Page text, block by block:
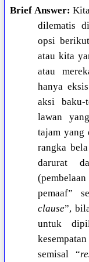
Brief Answer:
dilematis
opsi
atau kita
atau
hanya
aksi baku-
lawan
tajam yang
rangka
darurat
pemaaf”
clause”,
untuk
semisal “